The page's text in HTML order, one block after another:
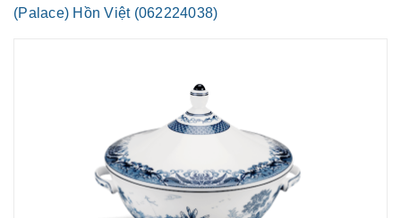
(Palace) Hồn Việt (062224038)